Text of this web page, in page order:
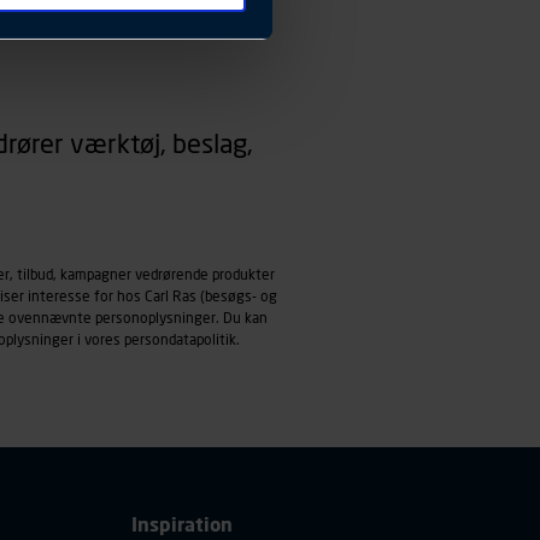
foretrukne sprog, og den
og apps med
behandles der
tidspunkt, hvad der
af
værktøj, beslag,
tilbud, kampagner vedrørende produkter
interesse for hos Carl Ras (besøgs- og
ovennævnte personoplysninger. Du kan
i vores persondatapolitik.
Inspiration